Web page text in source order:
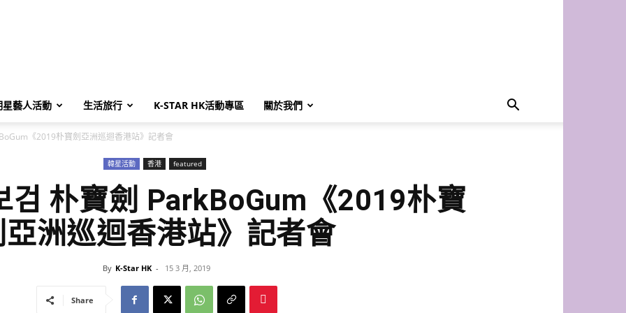
藝人活動 生活旅行 K-STAR HK活動專區 關於我們
《2019朴寶劍亞洲巡迴香港站》記者會
韓星活動 香港 featured
검 朴寶劍 ParkBoGum《2019朴寶
洲巡迴香港站》記者會
By K-Star HK - 15 3 月, 2019
Share